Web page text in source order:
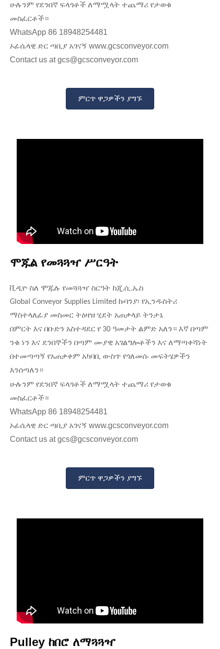
ሁሉንም የደንበኛ ፍላጎቶች ለማሟላት ተጨማሪ የታወቁ
መስፈርቶች።
WhatsApp 86 18948254481
ኦፊሴላዊ ድር ጣቢያ አገናኝ www.gcsconveyor.com
Contact us at gcs@gcsconveyor.com
ምርጥ ዋጋዎችን ያግኙ
ሞጁል የመጓጓዣ ሥርዓት
ቪዲዮ ስለ ሞጁሉ የመጓጓዣ ስርዓት ከጂ.ሲ.ኤስ
Global Conveyor Supplies Limited ኩባንያ፡ የኢንዱስትሪ
ማስተላለፊያ መስመር ትዕዛዝ ሂደት አጠቃላይ ትንታኔ
በምርት እና በቡድን አስተዳደር የ 30 ዓመታት ልምድ አለን። እኛ በጣም
ንቁ ነን እና ደንበኞችን በጣም ሙያዊ አገልግሎቶችን እና ለማጣቀሻነት
በተመጣጣኝ የአጠቃቀም አካባቢ ውስጥ የጎለመሱ መፍትሄዎችን
እንሰጣለን።
ሁሉንም የደንበኛ ፍላጎቶች ለማሟላት ተጨማሪ የታወቁ
መስፈርቶች።
WhatsApp 86 18948254481
ኦፊሴላዊ ድር ጣቢያ አገናኝ www.gcsconveyor.com
Contact us at gcs@gcsconveyor.com
ምርጥ ዋጋዎችን ያግኙ
Pulley ከበሮ ለማጓጓዣ